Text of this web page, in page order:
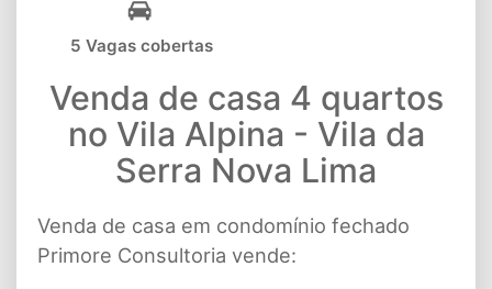
5 Vagas cobertas
Venda de casa 4 quartos
no Vila Alpina - Vila da
Serra Nova Lima
Venda de casa em condomínio fechado
Primore Consultoria vende: